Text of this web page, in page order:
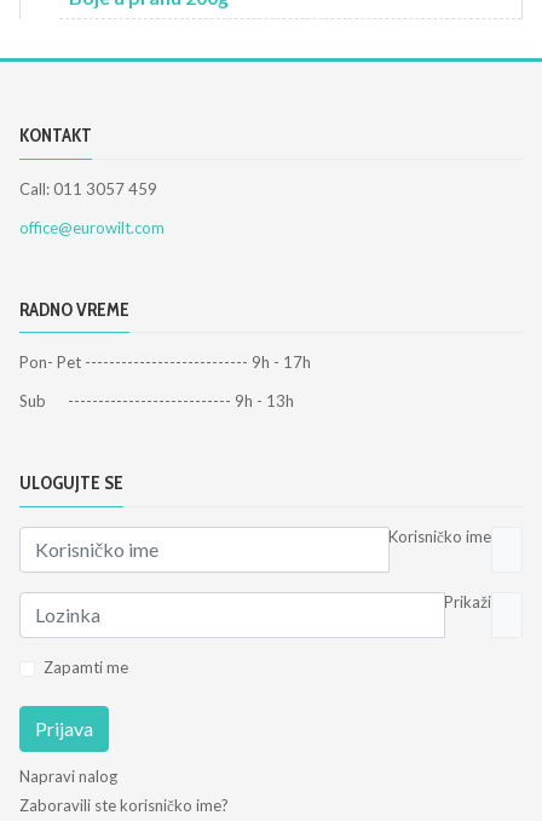
KONTAKT
Call: 011 3057 459
office@eurowilt.com
RADNO VREME
Pon- Pet --------------------------- 9h - 17h
Sub --------------------------- 9h - 13h
ULOGUJTE SE
Korisničko ime
Prikaži
Zapamti me
Prijava
Napravi nalog
Zaboravili ste korisničko ime?